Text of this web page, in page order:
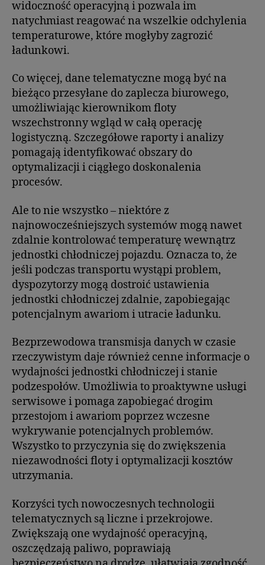
widoczność operacyjną i pozwala im
natychmiast reagować na wszelkie odchylenia
temperaturowe, które mogłyby zagrozić
ładunkowi.
Co więcej, dane telematyczne mogą być na
bieżąco przesyłane do zaplecza biurowego,
umożliwiając kierownikom floty
wszechstronny wgląd w całą operację
logistyczną. Szczegółowe raporty i analizy
pomagają identyfikować obszary do
optymalizacji i ciągłego doskonalenia
procesów.
Ale to nie wszystko – niektóre z
najnowocześniejszych systemów mogą nawet
zdalnie kontrolować temperaturę wewnątrz
jednostki chłodniczej pojazdu. Oznacza to, że
jeśli podczas transportu wystąpi problem,
dyspozytorzy mogą dostroić ustawienia
jednostki chłodniczej zdalnie, zapobiegając
potencjalnym awariom i utracie ładunku.
Bezprzewodowa transmisja danych w czasie
rzeczywistym daje również cenne informacje o
wydajności jednostki chłodniczej i stanie
podzespołów. Umożliwia to proaktywne usługi
serwisowe i pomaga zapobiegać drogim
przestojom i awariom poprzez wczesne
wykrywanie potencjalnych problemów.
Wszystko to przyczynia się do zwiększenia
niezawodności floty i optymalizacji kosztów
utrzymania.
Korzyści tych nowoczesnych technologii
telematycznych są liczne i przekrojowe.
Zwiększają one wydajność operacyjną,
oszczędzają paliwo, poprawiają